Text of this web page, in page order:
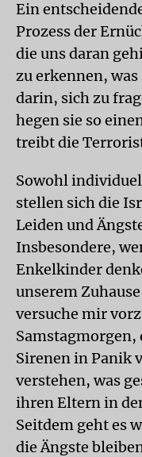
Ein
Prozess der
die uns daran
zu erkennen,
darin, sich zu
hegen sie so
treibt die
Sowohl
stellen sich die
Leiden und
Insbesondere,
Enkelkinder
unserem
versuche mir
Samstagmorgen,
Sirenen in Panik
verstehen, was
ihren Eltern in
Seitdem geht es
die Ängste